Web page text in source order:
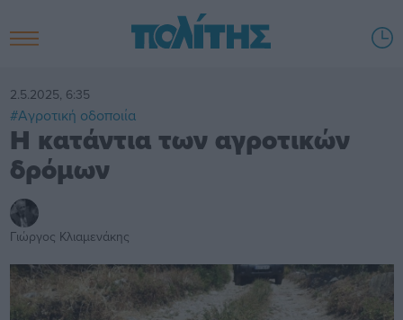
2.5.2025, 6:35
#Αγροτική οδοποιία
Η κατάντια των αγροτικών
δρόμων
Γιώργος Κλιαμενάκης